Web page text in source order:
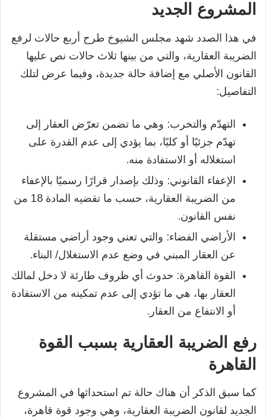
المشروع الجديد
في هذا الصدد شهد مجلس الشيوخ طرح أربع حالات لرفع
الضريبة العقارية، والتي من بينها ثلاث حالات نص عليها
القانون الأصلي مع إضافة حالة جديدة، وفيما عرض لتلك
التفاصيل:
التهدّم والتخرب: وهي ما تضمن تعرّض العقار إلى
تهدّم جزئيًا أو كليًا، بما يؤدي إلى عدم القدرة على
استغلاله أو الاستفادة منه.
الإعفاء القانوني: وذلك بإصدار قرارًا رسميًا بالإعفاء
من الضريبة العقارية، حسب ما تقضيه المادة 18 من
نفس القانون.
الأراضي الفضاء: والتي تعني وجود أراضي مستقلة
عن العقار المبني في وضع عدم الاستغلال/ البناء.
القوة القاهرة: حدوث أي ظروف طارئة لا دخل لمالك
العقار بها، هي ما تؤدي إلى عدم تمكينه من الاستفادة
أو الانتفاع من العقار.
رفع الضريبة العقارية بسبب القوة
القاهرة
كما سبق الذكر أن هناك حالة تم استحداثها في المشروع
الجديد لقانون الضريبة العقارية، وهي وجود قوة قاهرة،